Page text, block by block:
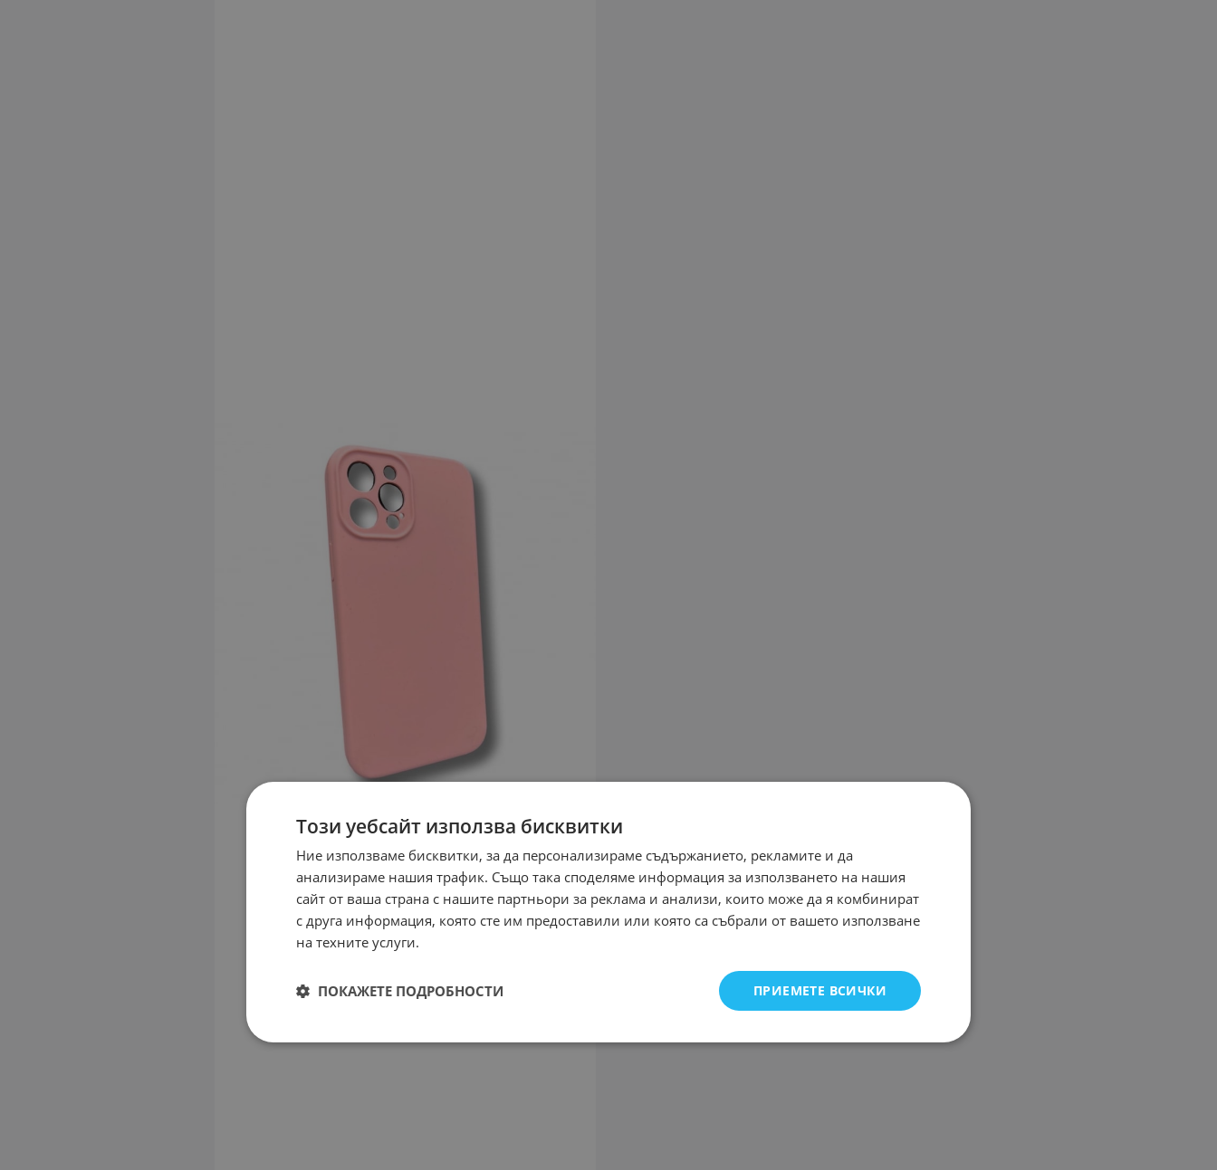
Този уебсайт използва бисквитки
Ние използваме бисквитки, за да персонализираме съдържанието, рекламите и да
анализираме нашия трафик. Също така споделяме информация за използването на нашия
сайт от ваша страна с нашите партньори за реклама и анализи, които може да я комбинират
с друга информация, която сте им предоставили или която са събрали от вашето използване
на техните услуги.
ПРИЕМЕТЕ ВСИЧКИ
ПОКАЖЕТЕ ПОДРОБНОСТИ